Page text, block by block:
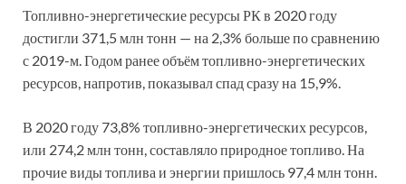
Топливно-энергетические ресурсы РК в 2020 году
достигли 371,5 млн тонн — на 2,3% больше по сравнению
с 2019-м. Годом ранее объём топливно-энергетических
ресурсов, напротив, показывал спад сразу на 15,9%.
В 2020 году 73,8% топливно-энергетических ресурсов,
или 274,2 млн тонн, составляло природное топливо. На
прочие виды топлива и энергии пришлось 97,4 млн тонн.